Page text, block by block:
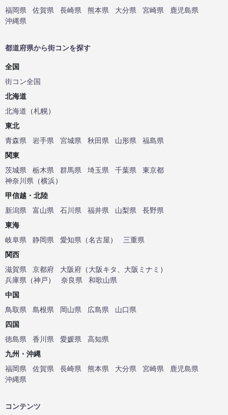
福岡県
佐賀県 長崎県 熊本県 大分県 宮崎県
鹿児島県
沖縄県
都道府県から街コンを探す
全国
街コン全国
北海道
北海道 （札幌）
東北
青森県
岩手県 宮城県 秋田県 山形県
福島県
関東
茨城県
栃木県 群馬県 埼玉県 千葉県
東京都
神奈川県 （横浜）
甲信越・北陸
新潟県
富山県 石川県 福井県 山梨県
長野県
東海
岐阜県
静岡県 愛知県 （名古屋）
三重県
関西
滋賀県
京都府 大阪府 （大阪キタ 大阪ミナミ ）
兵庫県 （神戸） 奈良県
和歌山県
中国
鳥取県
島根県 岡山県 広島県
山口県
四国
徳島県
香川県 愛媛県
高知県
九州・沖縄
福岡県
佐賀県 長崎県 熊本県 大分県 宮崎県
鹿児島県
沖縄県
コンテンツ